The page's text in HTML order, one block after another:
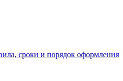
сроки и порядок оформления